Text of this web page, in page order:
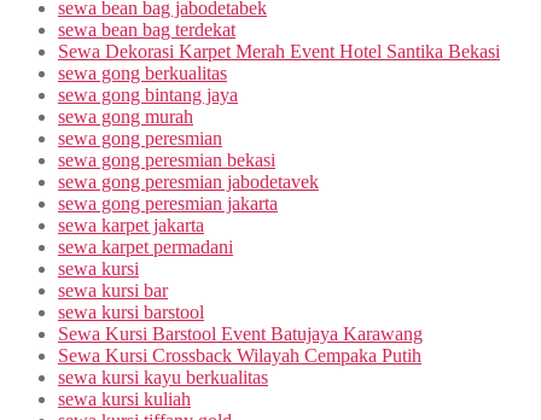
sewa bean bag jabodetabek
sewa bean bag terdekat
Sewa Dekorasi Karpet Merah Event Hotel Santika Bekasi
sewa gong berkualitas
sewa gong bintang jaya
sewa gong murah
sewa gong peresmian
sewa gong peresmian bekasi
sewa gong peresmian jabodetavek
sewa gong peresmian jakarta
sewa karpet jakarta
sewa karpet permadani
sewa kursi
sewa kursi bar
sewa kursi barstool
Sewa Kursi Barstool Event Batujaya Karawang
Sewa Kursi Crossback Wilayah Cempaka Putih
sewa kursi kayu berkualitas
sewa kursi kuliah